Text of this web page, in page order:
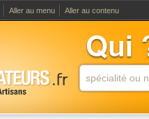
Aller au menu Aller au contenu